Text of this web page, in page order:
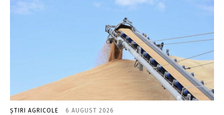
ȘTIRI AGRICOLE 6 AUGUST 2026